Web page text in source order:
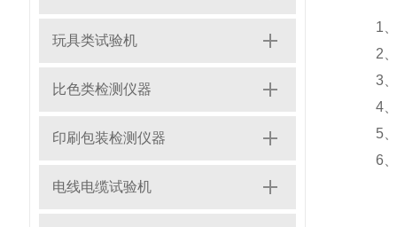
玩具类试验机
比色类检测仪器
印刷包装检测仪器
电线电缆试验机
1、圆
2、片
3、片
4、棒
5、圆
6、按